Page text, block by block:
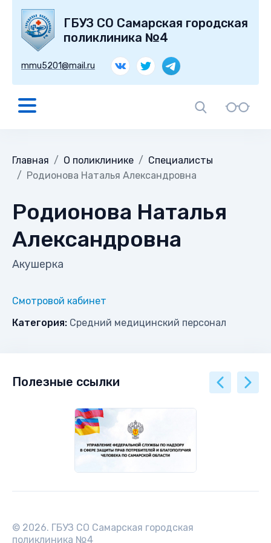
ГБУЗ СО Самарская городская
поликлиника №4
mmu5201@mail.ru
Главная О поликлинике
Специалисты
Родионова Наталья Александровна
Родионова Наталья
Александровна
Акушерка
Смотровой кабинет
Категория: Средний медицинский персонал
Полезные ссылки
© 2026. ГБУЗ СО Самарская городская
поликлиника №4